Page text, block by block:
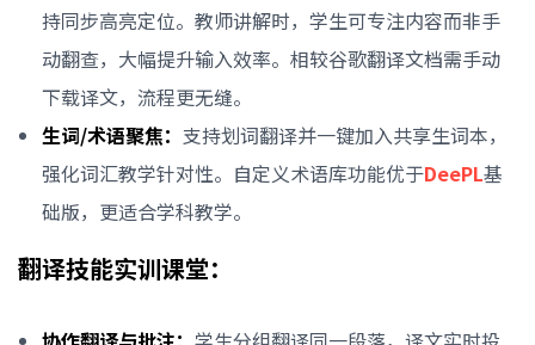
持同步高亮定位。教师讲解时，学生可专注内容而非手
动翻查，大幅提升输入效率。相较谷歌翻译文档需手动
下载译文，流程更无缝。
生词/术语聚焦： 支持划词翻译并一键加入共享生词本，
强化词汇教学针对性。自定义术语库功能优于DeePL基
础版，更适合学科教学。
翻译技能实训课堂：